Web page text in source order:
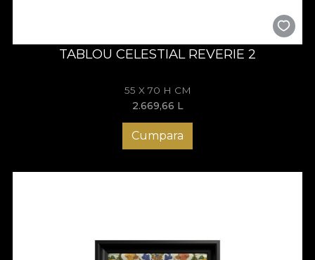
TABLOU CELESTIAL REVERIE 2
55 X 70 H CM
2.669,66 L
Cumpara